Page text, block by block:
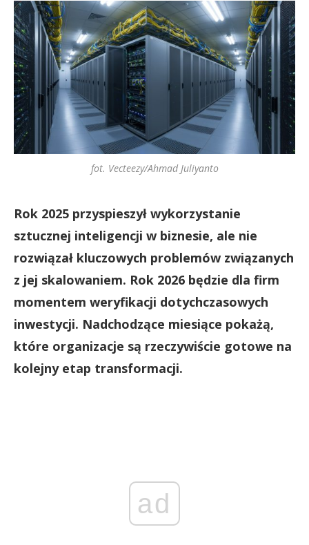
fot. Vecteezy/Ahmad Juliyanto
Rok 2025 przyspieszył wykorzystanie
sztucznej inteligencji w biznesie, ale nie
rozwiązał kluczowych problemów związanych
z jej skalowaniem. Rok 2026 będzie dla firm
momentem weryfikacji dotychczasowych
inwestycji. Nadchodzące miesiące pokażą,
które organizacje są rzeczywiście gotowe na
kolejny etap transformacji.
ad